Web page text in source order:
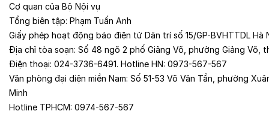
Cơ quan của Bộ Nội vụ
Tổng biên tập: Phạm Tuấn Anh
Giấy phép hoạt động báo điện tử Dân trí số 15/GP-BVHTTDL Hà
Địa chỉ tòa soạn: Số 48 ngõ 2 phố Giảng Võ, phường Giảng Võ,
Điện thoại: 024-3736-6491. Hotline HN: 0973-567-567
Văn phòng đại diện miền Nam: Số 51-53 Võ Văn Tần, phường
Minh
Hotline TPHCM: 0974-567-567